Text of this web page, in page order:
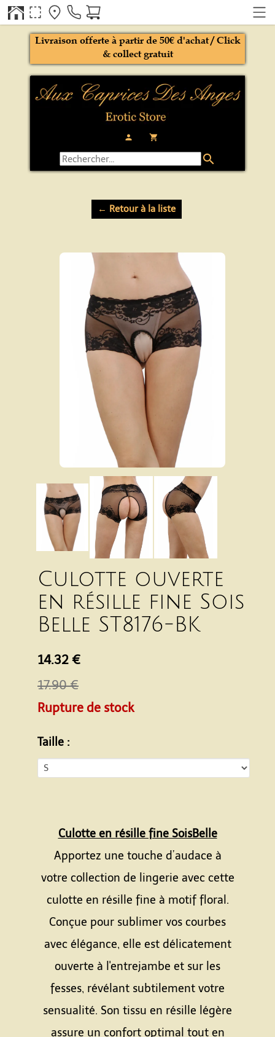
person local_grocery_store
Livraison offerte à partir de 50€ d'achat / Click
& collect gratuit
search
← Retour à la liste
Culotte ouverte
en résille fine Sois
Belle ST8176-BK
14.32 €
17.90 €
Rupture de stock
Taille :
Culotte en résille fine SoisBelle
Apportez une touche d’audace à
votre collection de lingerie avec cette
culotte en résille fine à motif floral.
Conçue pour sublimer vos courbes
avec élégance, elle est délicatement
ouverte à l'entrejambe et sur les
fesses, révélant subtilement votre
sensualité. Son tissu en résille légère
assure un confort optimal tout en